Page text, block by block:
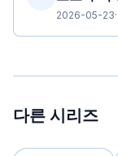
2026-05-23
다른 시리즈